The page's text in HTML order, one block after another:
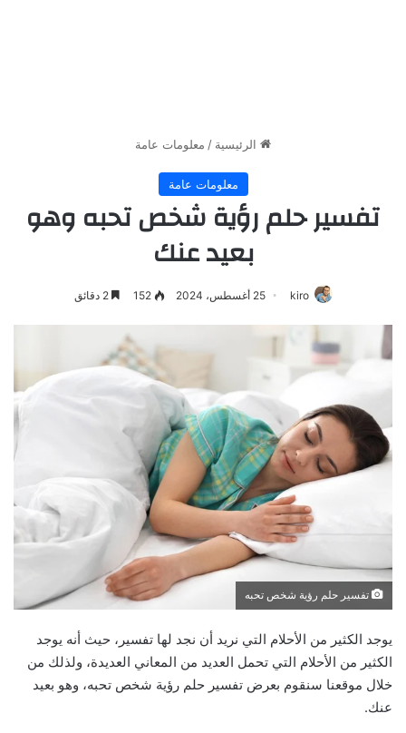
الرئيسية / معلومات عامة
معلومات عامة
تفسير حلم رؤية شخص تحبه وهو
بعيد عنك
kiro 25 أغسطس، 2024 152 2 دقائق
تفسير حلم رؤية شخص تحبه
يوجد الكثير من الأحلام التي نريد أن نجد لها تفسير، حيث أنه يوجد
الكثير من الأحلام التي تحمل العديد من المعاني العديدة، ولذلك من
خلال موقعنا سنقوم بعرض تفسير حلم رؤية شخص تحبه، وهو بعيد
عنك.